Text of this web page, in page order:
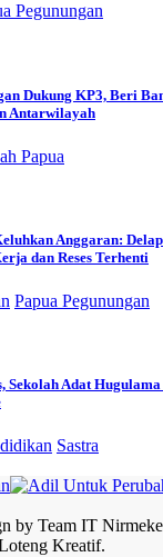
Pegunungan
Dukung KP3, Beri
Antarwilayah
Papua
Anggaran:
dan Reses Terhenti
Papua Pegunungan
Sekolah Adat
Sastra
by Team IT
Kreatif.